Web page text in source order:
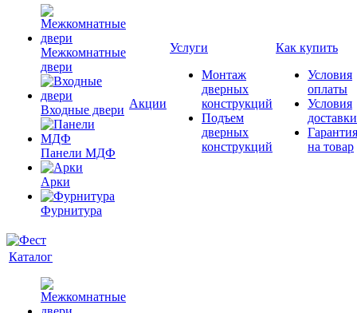
Межкомнатные
двери
Входные двери
Панели МДФ
Арки
Фурнитура
Акции
Услуги
Монтаж
дверных
конструкций
Подъем
дверных
конструкций
Как купить
Условия
оплаты
Условия
доставки
Гарантия
на товар
Каталог